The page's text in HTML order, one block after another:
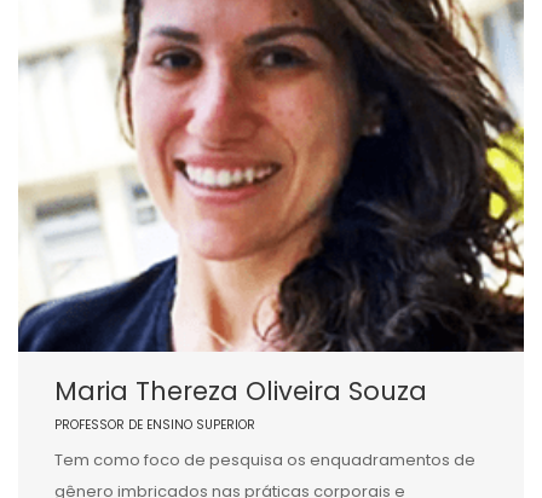
Maria Thereza Oliveira Souza
PROFESSOR DE ENSINO SUPERIOR
Tem como foco de pesquisa os enquadramentos de
gênero imbricados nas práticas corporais e